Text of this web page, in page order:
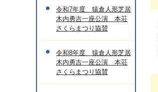
令和7年度 猿倉人形芝居
木内勇吉一座公演 本荘
さくらまつり協賛
令和8年度 猿倉人形芝居
木内勇吉一座公演 本荘
さくらまつり協賛